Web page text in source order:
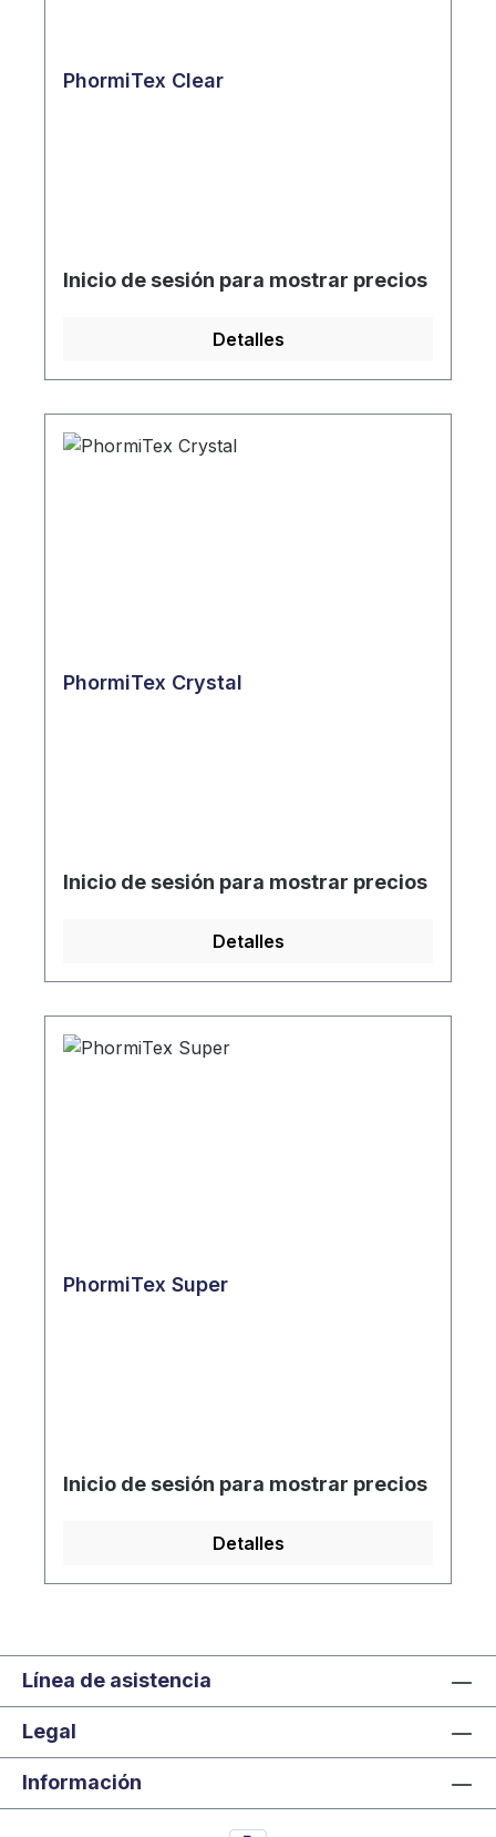
PhormiTex Clear
Inicio de sesión para mostrar precios
Detalles
PhormiTex Crystal
Inicio de sesión para mostrar precios
Detalles
PhormiTex Super
Inicio de sesión para mostrar precios
Detalles
Línea de asistencia
Legal
Información